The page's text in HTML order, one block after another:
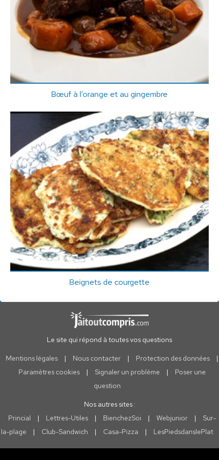
Bœuf à l’orange et au gingembre
Beignets de courgette
Le site qui répond à toutes vos questions
Mentions légales | Nous contacter | Protection des données
|
Paramètres cookies
| Signaler un problème |
Poser une
question
Nos autres sites :
Princial
| Lettres-Utiles | BienchezSoi | Webjunior |
Sur-
la-plage
| Club-Sandwich | Casa-Pizza | LesPiedsdanslePlat